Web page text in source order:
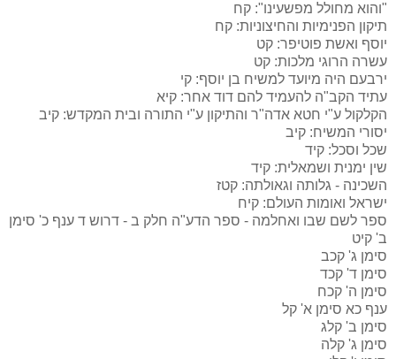
"והוא מחולל מפשעינו": קח
תיקון הפנימיות והחיצוניות: קח
יוסף ואשת פוטיפר: קט
עשרה הרוגי מלכות: קט
ירבעם היה מיועד למשיח בן יוסף: קי
עתיד הקב"ה להעמיד להם דוד אחר: קיא
הקלקול ע"י חטא אדה"ר והתיקון ע"י התורה ובית המקדש: קיב
יסורי המשיח: קיב
שכל וסכל: קיד
שין ימנית ושמאלית: קיד
השכינה - גלותה וגאולתה: קטז
ישראל ואומות העולם: קיח
ספר לשם שבו ואחלמה - ספר הדע"ה חלק ב - דרוש ד ענף כ' סימן
ב' קיט
סימן ג' קכב
סימן ד' קכד
סימן ה' קכח
ענף כא סימן א' קל
סימן ב' קלג
סימן ג' קלה